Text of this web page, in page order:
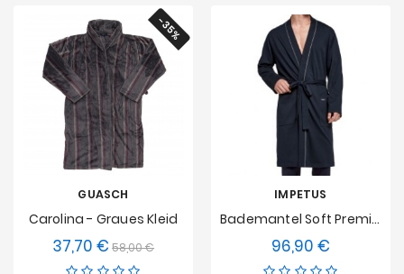
-35%
GUASCH
Carolina - Graues Kleid
37,70 € Verkaufspreis
58,00 €Preis
IMPETUS
Bademantel Soft Premium Impetus
96,90 €